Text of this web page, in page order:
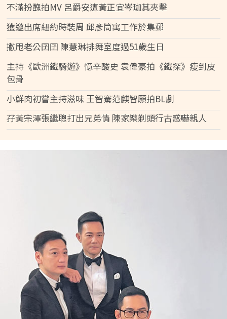
不滿扮醜拍MV 呂爵安遭黃正宜岑珈其夾擊
獲邀出席紐約時裝周 邱彥筒寓工作於集郵
撇甩老公囝囝 陳慧琳排舞室度過51歲生日
主持《歐洲鐵騎遊》憶辛酸史 袁偉豪拍《鐵探》瘦到皮
包骨
小鮮肉初嘗主持滋味 王智騫范麒智願拍BL劇
孖黃宗澤張繼聰打出兄弟情 陳家樂剃頭行古惑嚇親人